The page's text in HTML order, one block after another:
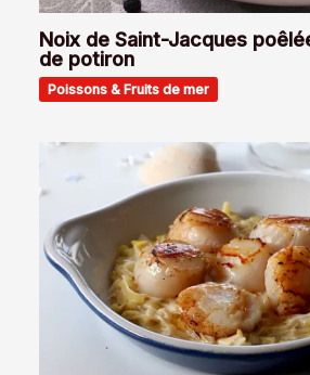
Noix de Saint-Jacques
de potiron
Poissons & Fruits de mer